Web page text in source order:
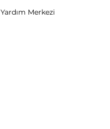
Yardım Merkezi